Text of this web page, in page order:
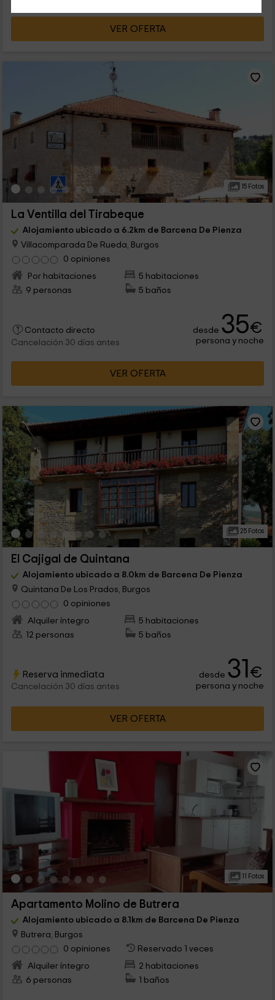
VER OFERTA
15 Fotos
La Ventilla del Tirabeque
Alojamiento ubicado a 6.2km de Barcena De Pienza
Villacomparada De Rueda, Burgos
0 opiniones
Por habitaciones
5 habitaciones
9 personas
5 baños
Contacto directo
Cancelación 30 días antes
desde 35€
persona y noche
VER OFERTA
25 Fotos
El Cajigal de Quintana
Alojamiento ubicado a 8.0km de Barcena De Pienza
Quintana De Los Prados, Burgos
0 opiniones
Alquiler íntegro
5 habitaciones
12 personas
5 baños
Reserva inmediata
Cancelación 30 días antes
desde 31€
persona y noche
VER OFERTA
11 Fotos
Apartamento Molino de Butrera
Alojamiento ubicado a 8.1km de Barcena De Pienza
Butrera, Burgos
0 opiniones
Reservado 1 veces
Alquiler íntegro
2 habitaciones
6 personas
1 baños